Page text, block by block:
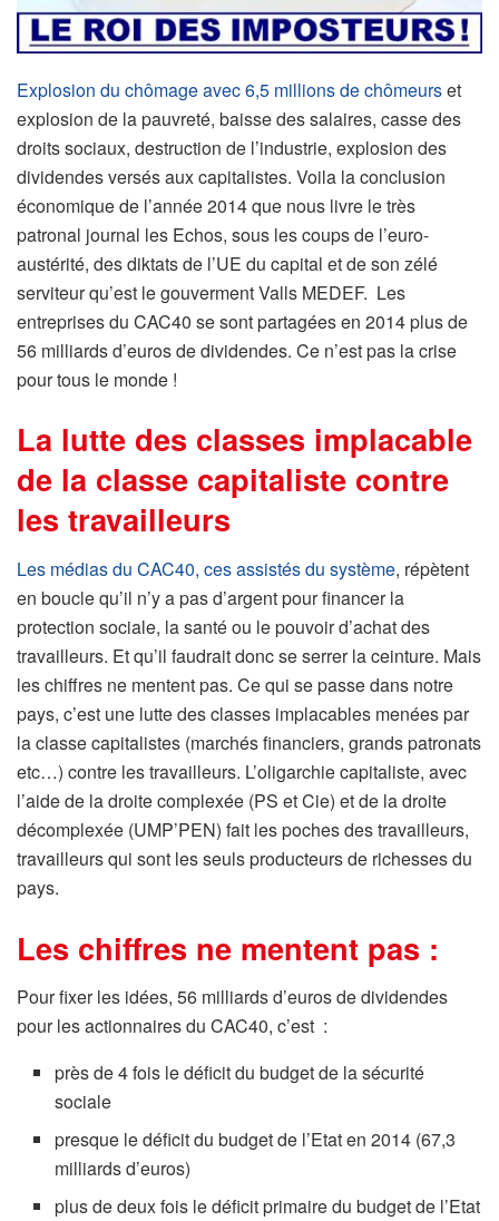
Explosion du chômage avec 6,5 millions de chômeurset
explosion de la pauvreté, baisse des salaires, casse des
droits sociaux, destruction de l’industrie, explosion des
dividendes versés aux capitalistes. Voila la conclusion
économique de l’année 2014 que nous livre le très
patronal journal les Echos, sous les coups de l’euro-
austérité, des diktats de l’UE du capital et de son zélé
serviteur qu’est le gouverment Valls MEDEF. Les
entreprises du CAC40 se sont partagées en 2014 plus de
56 milliards d’euros de dividendes. Ce n’est pas la crise
pour tous le monde !
La lutte des classes implacable
de la classe capitaliste contre
les travailleurs
Les médias du CAC40, ces assistés du système, répètent
en boucle qu’il n’y a pas d’argent pour financer la
protection sociale, la santé ou le pouvoir d’achat des
travailleurs. Et qu’il faudrait donc se serrer la ceinture. Mais
les chiffres ne mentent pas. Ce qui se passe dans notre
pays, c’est une lutte des classes implacables menées par
la classe capitalistes (marchés financiers, grands patronats
etc…) contre les travailleurs. L’oligarchie capitaliste, avec
l’aide de la droite complexée (PS et Cie) et de la droite
décomplexée (UMP’PEN) fait les poches des travailleurs,
travailleurs qui sont les seuls producteurs de richesses du
pays.
Les chiffres ne mentent pas :
Pour fixer les idées, 56 milliards d’euros de dividendes
pour les actionnaires du CAC40, c’est :
près de 4 fois le déficit du budget de la sécurité
sociale
presque le déficit du budget de l’Etat en 2014 (67,3
milliards d’euros)
plus de deux fois le déficit primaire du budget de l’Etat